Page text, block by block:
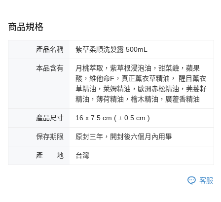
商品規格
產品名稱 紫草柔順洗髮露 500mL
本品含有
月桃萃取，紫草根浸泡油，甜菜鹼，蘋果
酸，維他命F，真正薰衣草精油， 醒目薰衣
草精油，萊姆精油，歐洲赤松精油，莞荽籽
精油，薄荷精油，檜木精油，廣藿香精油
產品尺寸 16 x 7.5 cm ( ± 0.5 cm )
保存期限 原封三年，開封後六個月內用畢
產 地 台灣
客服